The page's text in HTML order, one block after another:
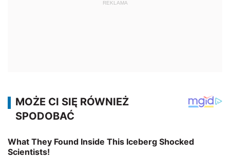
REKLAMA